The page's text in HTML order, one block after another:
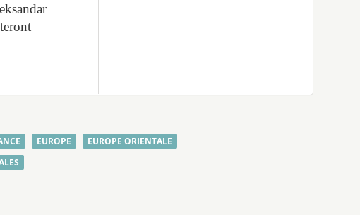
EUROPE
EUROPE ORIENTALE